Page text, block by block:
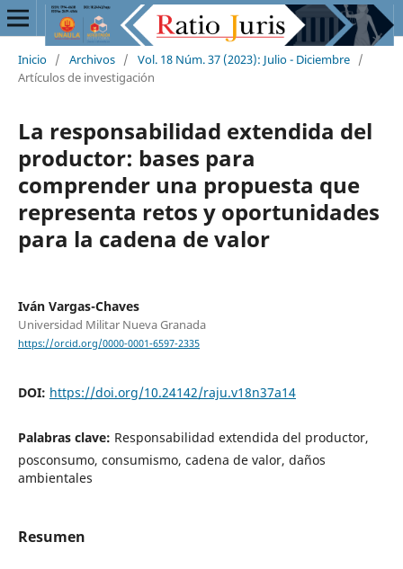
Inicio / Archivos / Vol. 18 Núm. 37 (2023): Julio - Diciembre /
Artículos de investigación
La responsabilidad extendida del
productor: bases para
comprender una propuesta que
representa retos y oportunidades
para la cadena de valor
Iván Vargas-Chaves
Universidad Militar Nueva Granada
https://orcid.org/0000-0001-6597-2335
DOI: https://doi.org/10.24142/raju.v18n37a14
Palabras clave: Responsabilidad extendida del productor,
posconsumo, consumismo, cadena de valor, daños
ambientales
Resumen